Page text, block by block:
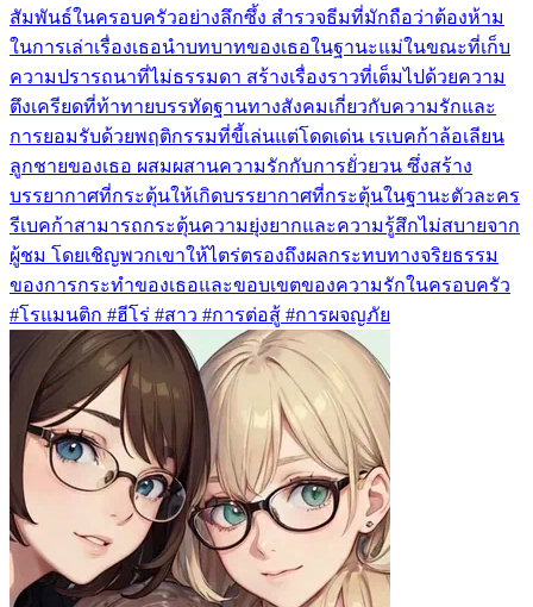
สัมพันธ์ในครอบครัวอย่างลึกซึ้ง สำรวจธีมที่มักถือว่าต้องห้าม
ในการเล่าเรื่องเธอนำบทบาทของเธอในฐานะแม่ในขณะที่เก็บ
ความปรารถนาที่ไม่ธรรมดา สร้างเรื่องราวที่เต็มไปด้วยความ
ตึงเครียดที่ท้าทายบรรทัดฐานทางสังคมเกี่ยวกับความรักและ
การยอมรับด้วยพฤติกรรมที่ขี้เล่นแต่โดดเด่น เรเบคก้าล้อเลียน
ลูกชายของเธอ ผสมผสานความรักกับการยั่วยวน ซึ่งสร้าง
บรรยากาศที่กระตุ้นให้เกิดบรรยากาศที่กระตุ้นในฐานะตัวละคร
รีเบคก้าสามารถกระตุ้นความยุ่งยากและความรู้สึกไม่สบายจาก
ผู้ชม โดยเชิญพวกเขาให้ไตร่ตรองถึงผลกระทบทางจริยธรรม
ของการกระทำของเธอและขอบเขตของความรักในครอบครัว
#โรแมนติก #ฮีโร่ #สาว #การต่อสู้ #การผจญภัย